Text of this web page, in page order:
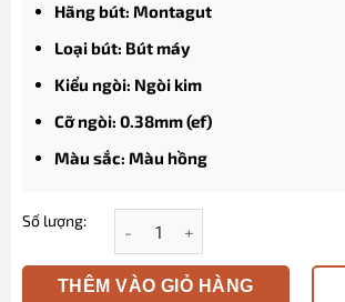
Hãng bút: Montagut
Loại bút: Bút máy
Kiểu ngòi: Ngòi kim
Cỡ ngòi: 0.38mm (ef)
Màu sắc: Màu hồng
Số lượng:
THÊM VÀO GIỎ HÀNG